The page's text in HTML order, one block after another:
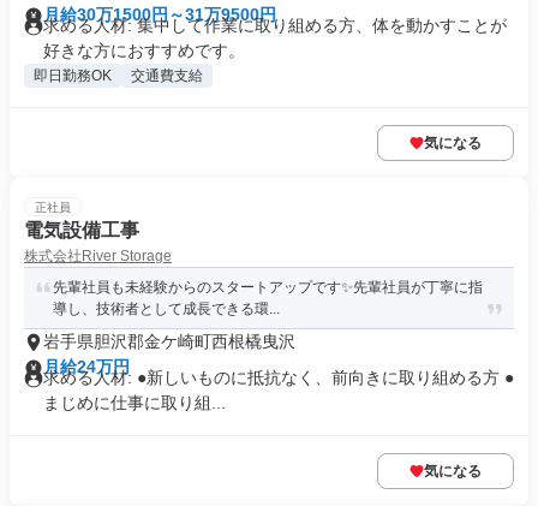
月給30万1500円～31万9500円
求める人材: 集中して作業に取り組める方、体を動かすことが
好きな方におすすめです。
即日勤務OK 交通費支給
気になる
正社員
電気設備工事
株式会社River Storage
先輩社員も未経験からのスタートアップです✨先輩社員が丁寧に指
導し、技術者として成長できる環...
岩手県胆沢郡金ケ崎町西根橇曳沢
月給24万円
求める人材: ●新しいものに抵抗なく、前向きに取り組める方 ●
まじめに仕事に取り組...
気になる